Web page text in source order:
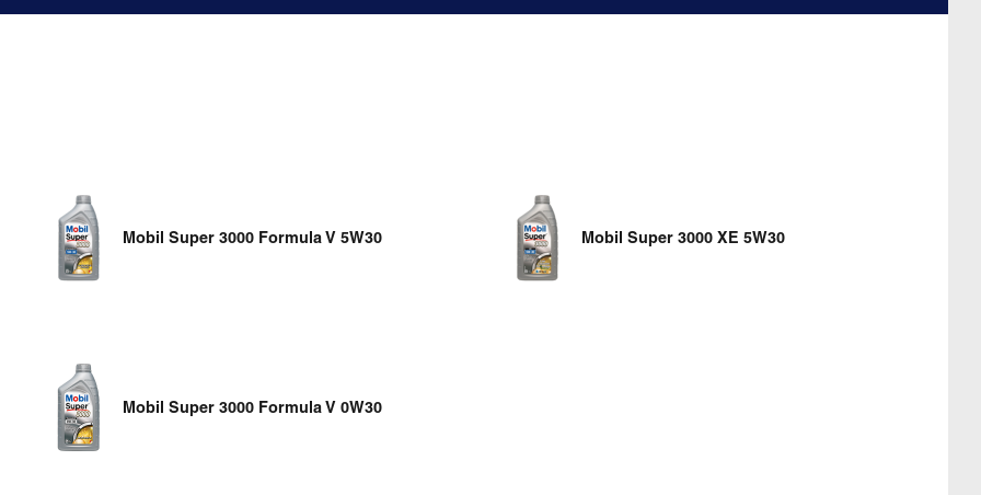
Mobil Super 3000 Formula V 5W30 Mobil Super 3000 XE 5W30
Mobil Super 3000 Formula V 0W30